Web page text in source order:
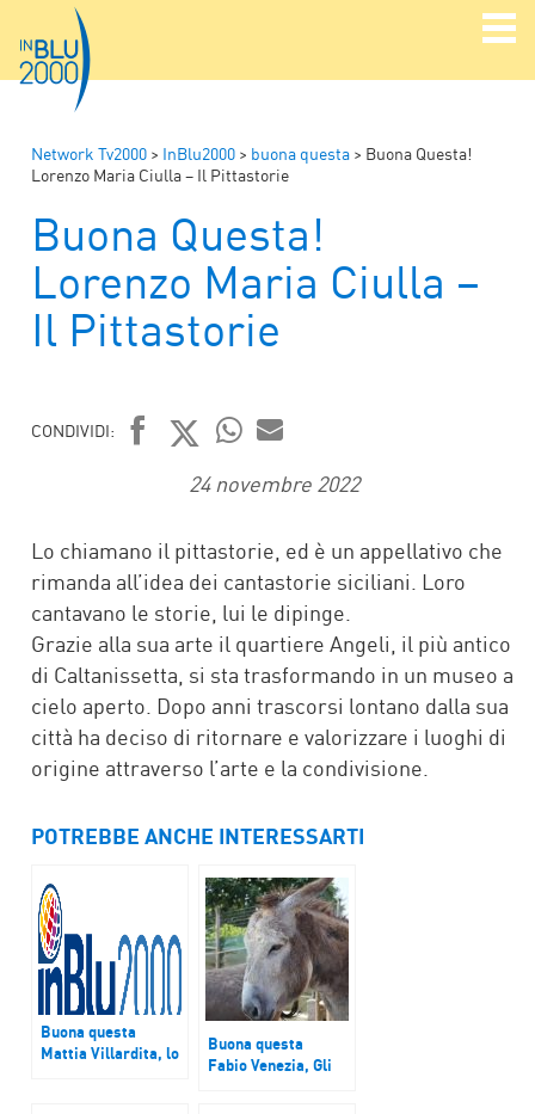
Network Tv2000 > InBlu2000 > buona questa > Buona Questa!
Lorenzo Maria Ciulla – Il Pittastorie
Buona Questa!
Lorenzo Maria Ciulla –
Il Pittastorie
CONDIVIDI:
FACEBOOK
TWITTER
WHATSAPP
MAIL
24 novembre 2022
Lo chiamano il pittastorie, ed è un appellativo che
rimanda all’idea dei cantastorie siciliani. Loro
cantavano le storie, lui le dipinge.
Grazie alla sua arte il quartiere Angeli, il più antico
di Caltanissetta, si sta trasformando in un museo a
cielo aperto. Dopo anni trascorsi lontano dalla sua
città ha deciso di ritornare e valorizzare i luoghi di
origine attraverso l’arte e la condivisione.
POTREBBE ANCHE INTERESSARTI
Buona questa
Mattia Villardita, lo
Buona questa
Fabio Venezia, Gli